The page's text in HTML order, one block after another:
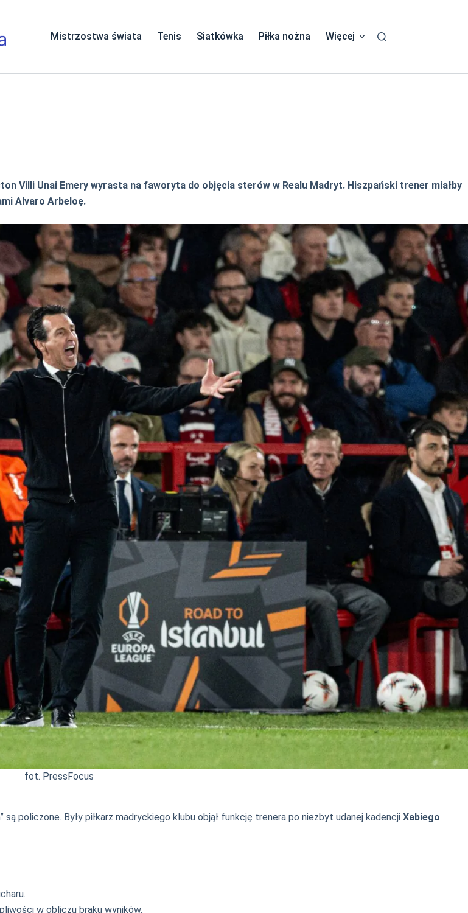
Mistrzostwa świata Tenis Siatkówka Piłka nożna Więcej
Villi Unai Emery wyrasta na faworyta do objęcia sterów w Realu Madryt. Hiszpański trener miałby
Alvaro Arbeloę.
fot. PressFocus
są policzone. Były piłkarz madryckiego klubu objął funkcję trenera po niezbyt udanej kadencji Xabiego
w obliczu braku wyników.